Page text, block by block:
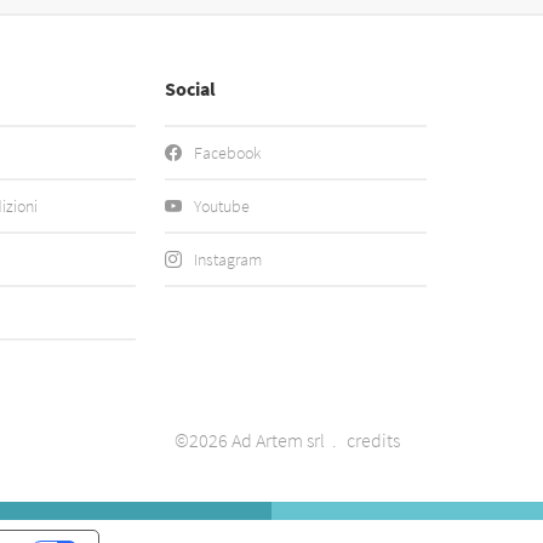
Social
Facebook
Youtube
Instagram
©2026 Ad Artem srl credits